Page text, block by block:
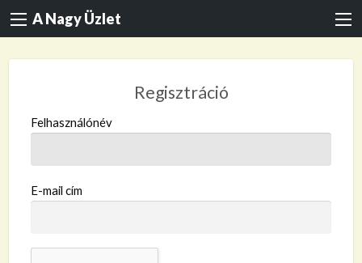
A Nagy Üzlet
Regisztráció
Felhasználónév
E-mail cím